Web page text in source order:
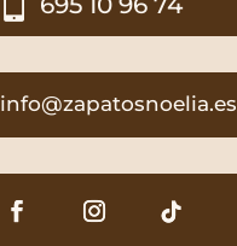
info@zapatosnoelia.es